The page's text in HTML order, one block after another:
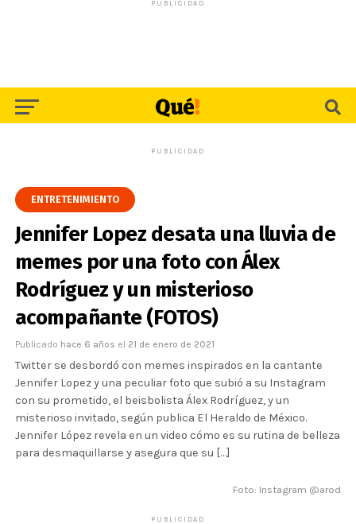
PUBLICIDAD
PUBLICIDAD
ENTRETENIMIENTO
Jennifer Lopez desata una lluvia de
memes por una foto con Álex
Rodríguez y un misterioso
acompañante (FOTOS)
Publicado hace 6 años el 21 de enero de 2021
Twitter se desbordó con memes inspirados en la cantante
Jennifer Lopez y una peculiar foto que subió a su Instagram
con su prometido, el beisbolista Álex Rodríguez, y un
misterioso invitado, según publica El Heraldo de México.
Jennifer López revela en un video cómo es su rutina de belleza
para desmaquillarse y asegura que su […]
Foto: Instagram @arod
PUBLICIDAD